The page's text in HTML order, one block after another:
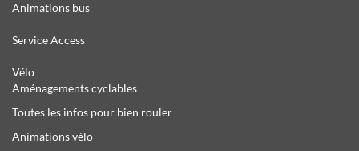
Animations bus
Service Access
Vélo
Aménagements cyclables
Toutes les infos pour bien rouler
Animations vélo